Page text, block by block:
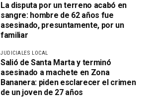
La disputa por un terreno acabó en
sangre: hombre de 62 años fue
asesinado, presuntamente, por un
familiar
JUDICIALES LOCAL
Salió de Santa Marta y terminó
asesinado a machete en Zona
Bananera: piden esclarecer el crimen
de un joven de 27 años